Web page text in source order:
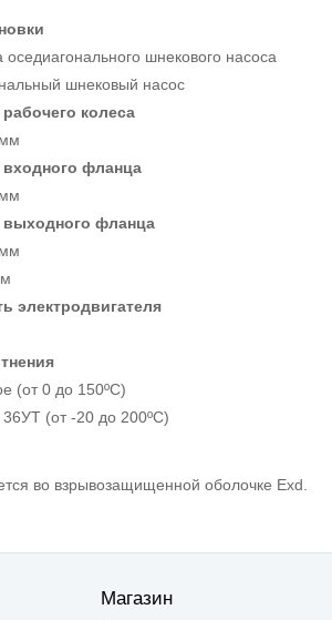
оседиагонального шнекового насоса
шнековый насос
колеса
фланца
выходного фланца
электродвигателя
(от 0 до 150ºС)
36УТ (от -20 до 200ºС)
во взрывозащищенной оболочке Exd.
Магазин